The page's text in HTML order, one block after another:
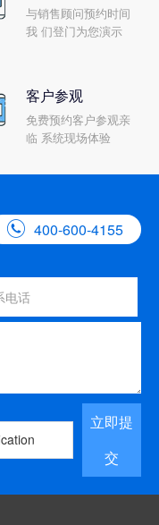
与销售顾问预约时间
我 们登门为您演示
客户参观
免费预约客户参观亲
临 系统现场体验
 400-600-4155
立即提
交